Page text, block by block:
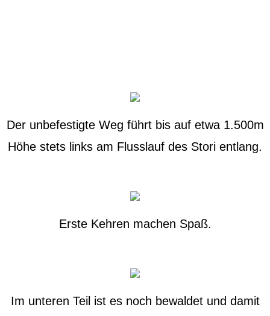
Der unbefestigte Weg führt bis auf etwa 1.500m
Höhe stets links am Flusslauf des Stori entlang.
Erste Kehren machen Spaß.
Im unteren Teil ist es noch bewaldet und damit